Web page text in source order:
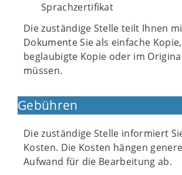
Sprachzertifikat
Die zuständige Stelle teilt Ihnen
Dokumente Sie als einfache
beglaubigte Kopie oder im
müssen.
Gebühren
Die zuständige Stelle informiert
Kosten. Die Kosten hängen
Aufwand für die Bearbeitung ab.